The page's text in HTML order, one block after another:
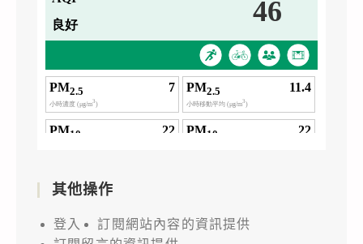
其他操作
登入
訂閱網站內容的資訊提供